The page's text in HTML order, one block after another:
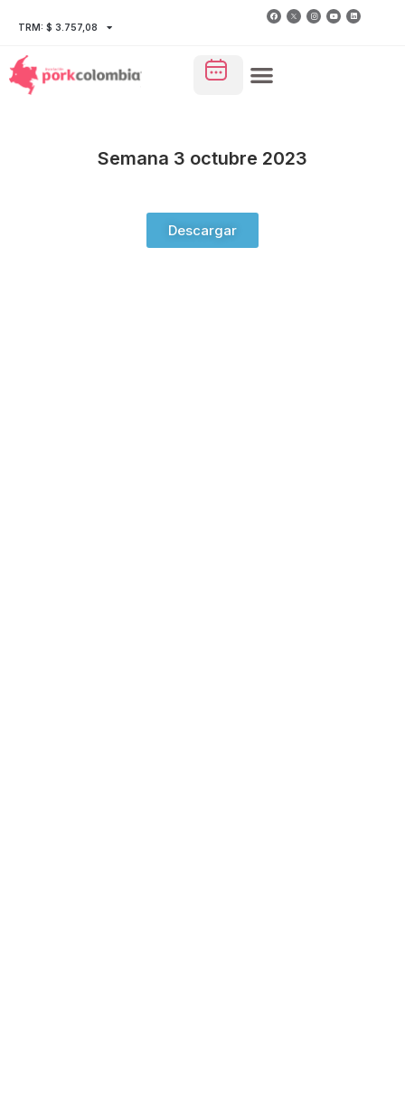
TRM: $ 3.757,08
Semana 3 octubre 2023
Descargar